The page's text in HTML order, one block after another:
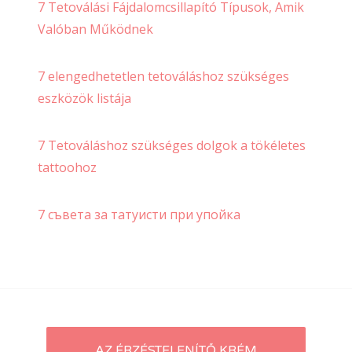
7 Tetoválási Fájdalomcsillapító Típusok, Amik
Valóban Működnek
7 elengedhetetlen tetováláshoz szükséges
eszközök listája
7 Tetováláshoz szükséges dolgok a tökéletes
tattoohoz
7 съвета за татуисти при упойка